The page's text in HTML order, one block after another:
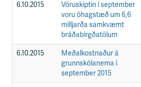
6.10.2015
Vöruskiptin í september
voru óhagstæð um 6,6
milljarða samkvæmt
bráðabirgðatölum
6.10.2015
Meðalkostnaður á
grunnskólanema í
september 2015